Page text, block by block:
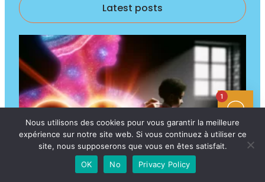
Latest posts
Apprendre l’arabe : Cultiver l’amour d’Allah
Nous utilisons des cookies pour vous garantir la meilleure
expérience sur notre site web. Si vous continuez à utiliser ce
site, nous supposerons que vous en êtes satisfait.
OK
No Privacy Policy
1